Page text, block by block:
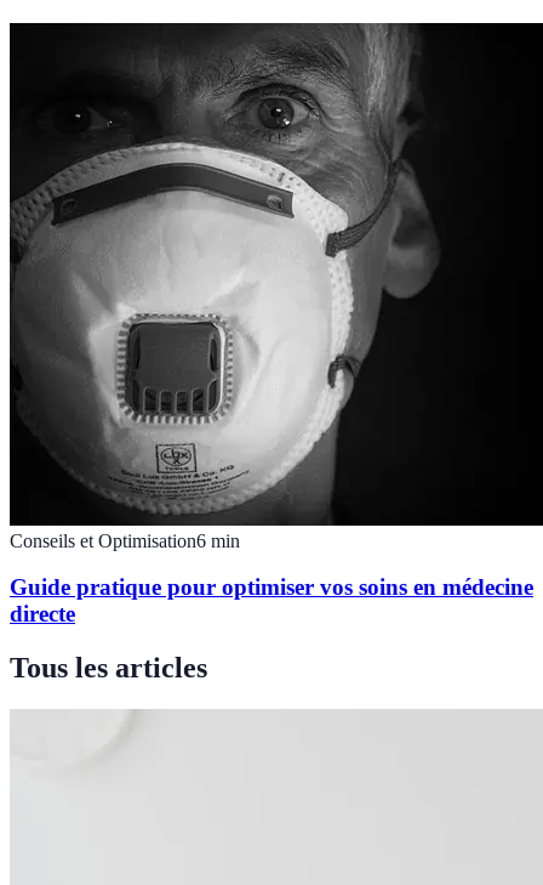
Conseils et Optimisation6 min
Guide pratique pour optimiser vos soins en médecine
directe
Tous les articles